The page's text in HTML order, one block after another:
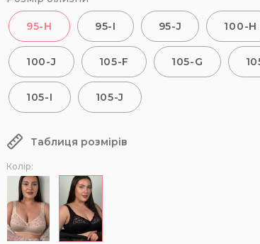
95-H 95-I 95-J 100-H
100-J 105-F 105-G
105-I 105-J
Таблиця розмірів
Колір: